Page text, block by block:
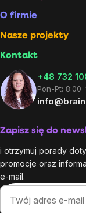
O firmie
Nasze projekty
Kontakt
+48 732
Pon-Pt:
Zapisz się do
i otrzymuj porady
promocje oraz
e-mail.